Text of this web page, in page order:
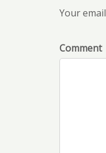
Your
Comment